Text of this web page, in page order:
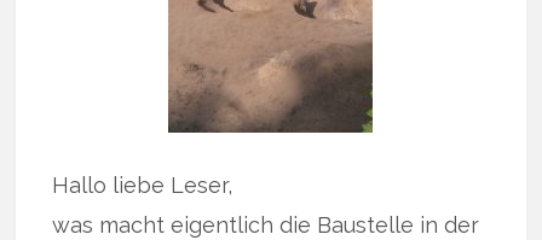
Hallo liebe Leser,
was macht eigentlich die Baustelle in der